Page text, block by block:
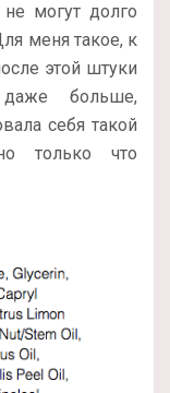
могут долго
меня такое, к
этой штуки
больше,
себя такой
только что